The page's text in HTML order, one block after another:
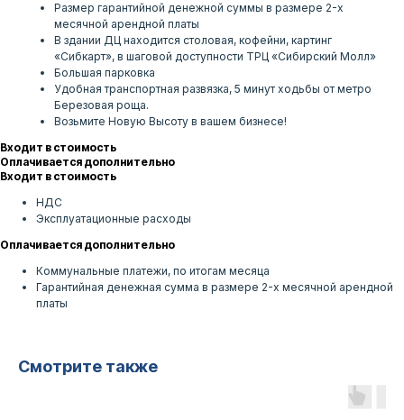
Размер гарантийной денежной суммы в размере 2-х
месячной арендной платы
В здании ДЦ находится столовая, кофейни, картинг
«Сибкарт», в шаговой доступности ТРЦ «Сибирский Молл»
Большая парковка
Удобная транспортная развязка, 5 минут ходьбы от метро
Березовая роща.
Возьмите Новую Высоту в вашем бизнесе!
Входит в стоимость
Оплачивается дополнительно
Входит в стоимость
НДС
Эксплуатационные расходы
Оплачивается дополнительно
Коммунальные платежи, по итогам месяца
Гарантийная денежная сумма в размере 2-х месячной арендной
платы
Смотрите также